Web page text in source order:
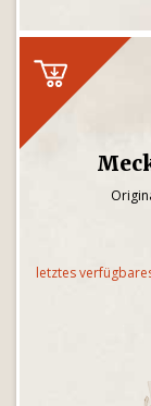
letztes